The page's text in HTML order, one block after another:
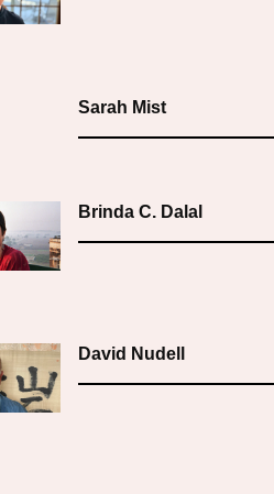
Sarah Mist
Brinda C. Dalal
David Nudell